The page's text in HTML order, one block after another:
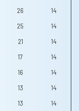
26
14
25
14
21
14
17
14
16
14
13
14
13
14